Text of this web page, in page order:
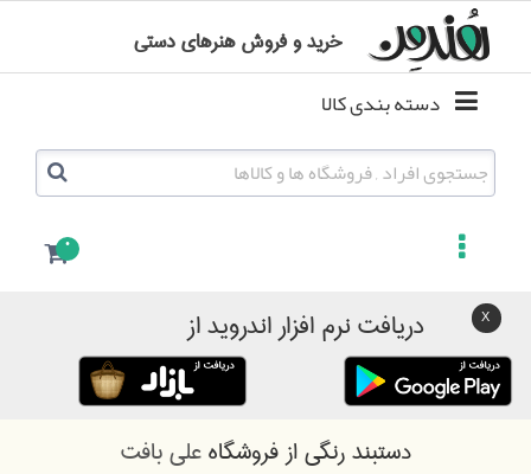
0
خرید و فروش هنرهای دستی
دریافت نرم افزار اندروید از
دستبند رنگیاز فروشگاهعلی بافت